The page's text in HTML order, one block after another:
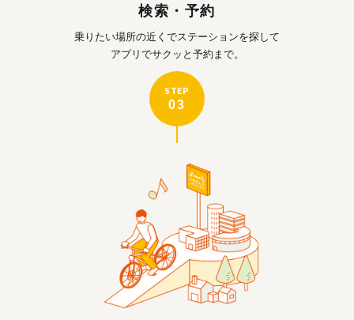
検索・予約
乗りたい場所の近くでステーションを探して
アプリでサクッと予約まで。
STEP
03